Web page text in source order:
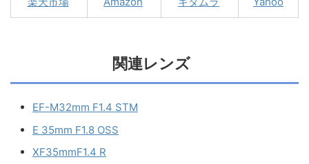
関連レンズ
EF-M32mm F1.4 STM
E 35mm F1.8 OSS
XF35mmF1.4 R